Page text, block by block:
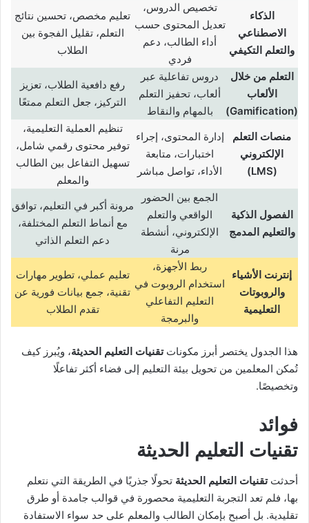
الذكاء
الاصطناعي
والتعلم التكيفي
تخصيص الدروس،
تعديل المحتوى حسب
أداء الطالب، دعم
فردي
تعليم مخصص، تحسين نتائج
التعلم، تقليل الفجوة بين
الطلاب
التعلم من خلال
الألعاب
(Gamification)
دروس تفاعلية عبر
ألعاب، تحفيز التعلم
بالمهام والنقاط
رفع دافعية الطلاب، تعزيز
التركيز، جعل التعلم ممتعًا
منصات التعلم
الإلكتروني
(LMS)
إدارة المحتوى، إجراء
اختبارات، متابعة
الأداء، تواصل مباشر
تنظيم العملية التعليمية،
توفير محتوى رقمي شامل،
تسهيل التفاعل بين الطالب
والمعلم
الفصول الذكية
والتعليم المدمج
الجمع بين الحضور
الواقعي والتعلم
الإلكتروني، أنشطة
مرنة
مرونة أكبر في التعليم، توافق
مع أنماط التعلم المختلفة،
دعم التعلم الذاتي
إنترنت الأشياء
والروبوتات
التعليمية
ربط الأجهزة،
استخدام الروبوت في
التعليم التفاعلي
والبرمجة
تعليم عملي، تطوير مهارات
تقنية، جمع بيانات فورية عن
تقدم الطلاب
هذا الجدول يختصر أبرز مكوناتتقنيات التعليم الحديثة، ويُبرز كيف
تُمكن المعلمين من تحويل بيئة التعليم إلى فضاء أكثر تفاعلًا
وتخصيصًا.
فوائد
تقنيات التعليم الحديثة
أحدثتتقنيات التعليم الحديثة تحولًا جذريًا في الطريقة التي نتعلم
بها، فلم تعد التجربة التعليمية محصورة في قوالب جامدة أو طرق
تقليدية. بل أصبح بإمكان الطالب والمعلم على حد سواء الاستفادة